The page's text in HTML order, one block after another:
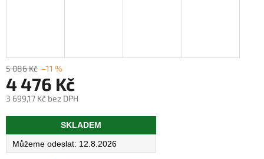
5 086 Kč –11 %
4 476 Kč
3 699,17 Kč bez DPH
Měrná
SKLADEM
12.8.2026